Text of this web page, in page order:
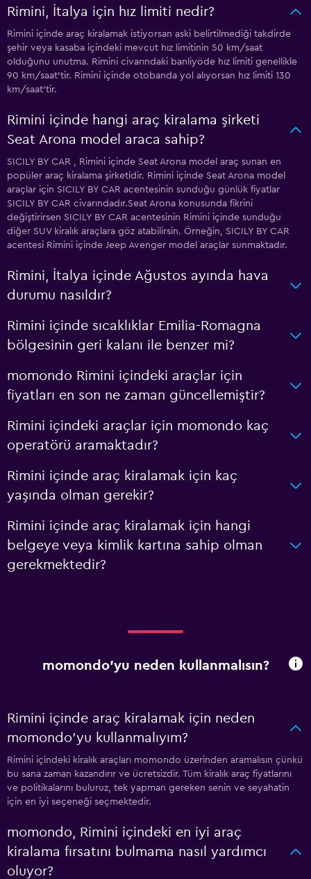
Rimini, İtalya için hız limiti nedir?
Rimini içinde araç kiralamak istiyorsan aski belirtilmediği takdirde
şehir veya kasaba içindeki mevcut hız limitinin 50 km/saat
olduğunu unutma. Rimini civarındaki banliyöde hız limiti genellikle
90 km/saat'tir. Rimini içinde otobanda yol alıyorsan hız limiti 130
km/saat'tir.
Rimini içinde hangi araç kiralama şirketi
Seat Arona model araca sahip?
SICILY BY CAR , Rimini içinde Seat Arona model araç sunan en
popüler araç kiralama şirketidir. Rimini içinde Seat Arona model
araçlar için SICILY BY CAR acentesinin sunduğu günlük fiyatlar
SICILY BY CAR civarındadır.Seat Arona konusunda fikrini
değiştirirsen SICILY BY CAR acentesinin Rimini içinde sunduğu
diğer SUV kiralık araçlara göz atabilirsin. Örneğin, SICILY BY CAR
acentesi Rimini içinde Jeep Avenger model araçlar sunmaktadır.
Rimini, İtalya içinde Ağustos ayında hava
durumu nasıldır?
Rimini içinde sıcaklıklar Emilia-Romagna
bölgesinin geri kalanı ile benzer mi?
momondo Rimini içindeki araçlar için
fiyatları en son ne zaman güncellemiştir?
Rimini içindeki araçlar için momondo kaç
operatörü aramaktadır?
Rimini içinde araç kiralamak için kaç
yaşında olman gerekir?
Rimini içinde araç kiralamak için hangi
belgeye veya kimlik kartına sahip olman
gerekmektedir?
momondo'yu neden kullanmalısın?
Rimini içinde araç kiralamak için neden
momondo'yu kullanmalıyım?
Rimini içindeki kiralık araçları momondo üzerinden aramalısın çünkü
bu sana zaman kazandırır ve ücretsizdir. Tüm kiralık araç fiyatlarını
ve politikalarını buluruz, tek yapman gereken senin ve seyahatin
için en iyi seçeneği seçmektedir.
momondo, Rimini içindeki en iyi araç
kiralama fırsatını bulmama nasıl yardımcı
oluyor?